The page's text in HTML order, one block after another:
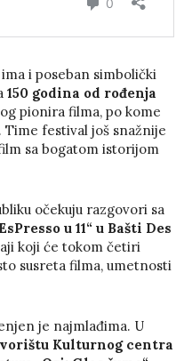
i poseban simbolički
150 godina od rođenja
pionira filma, po kome
festival još snažnije
sa bogatom istorijom
očekuju razgovori sa
u 11“ u Bašti Des
koji će tokom četiri
susreta filma, umetnosti
je najmlađima. U
Kulturnog centra